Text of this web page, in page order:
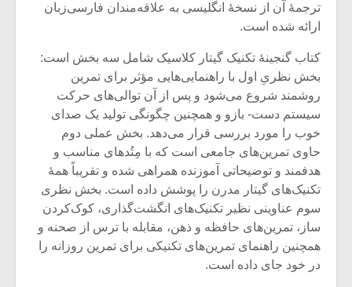
ترجمۀ آن از نسخۀ انگلیسی به علاقه‌مندان فارسی‌زبان
ارائه شده است.
کتاب گنجینۀ تکنیک گیتار کلاسیک شامل سه بخش ‌است:
بخش نظریِ اول با راهنمایی‌هایی مؤثر برای تمرین
روشمند شروع ‌می‌شود و پس از آن توالی‌‌های حرکت‌
سیستم دست- بازو و همچنین چگونگی تولید یک صدای
خوب را مورد بررسی قرار می‌دهد. بخش عملی دوم
حاوی تمرین‌های جامعی است که با مِتُد‌های مناسب و
هدفمند و توضیحاتی آموزنده همراهی شده و تقریباً همۀ
تکنیک‌های گیتار مدرن را پوشش داده است. بخش نظری
سوم‌ عناوینی نظیر تکنیک‌های انگشت‌گذاری، کوک‌کردن
ساز، تمرین‌های حافظه و ذهن، مقابله با ترس از صحنه و
همچنین راهنمای تمرین‌های تکنیکی برای تمرین روزانه را
در خود جای داده ‌است.
میکلوش روژا
یادداشتی بر موسیقی
متن فیلم «متری
موریس ژار
دوره